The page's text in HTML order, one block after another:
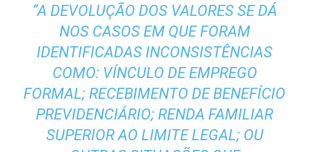
“A DEVOLUÇÃO DOS VALORES SE DÁ
NOS CASOS EM QUE FORAM
IDENTIFICADAS INCONSISTÊNCIAS
COMO: VÍNCULO DE EMPREGO
FORMAL; RECEBIMENTO DE BENEFÍCIO
PREVIDENCIÁRIO; RENDA FAMILIAR
SUPERIOR AO LIMITE LEGAL; OU